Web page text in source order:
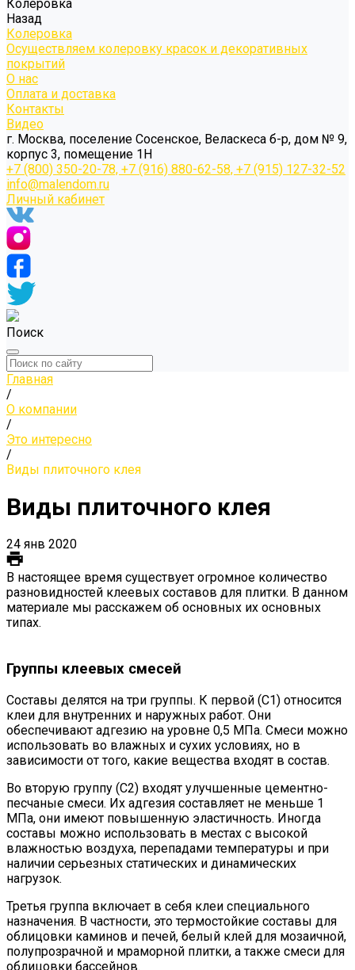
Колеровка
Назад
Колеровка
Осуществляем колеровку красок и декоративных
покрытий
О нас
Оплата и доставка
Контакты
Видео
г. Москва, поселение Сосенское, Веласкеса б-р, дом № 9,
корпус 3, помещение 1Н
+7 (800) 350-20-78, +7 (916) 880-62-58, +7 (915) 127-32-52
info@malendom.ru
Личный кабинет
Поиск
Главная
/
О компании
/
Это интересно
/
Виды плиточного клея
Виды плиточного клея
24 янв 2020
В настоящее время существует огромное количество
разновидностей клеевых составов для плитки. В данном
материале мы расскажем об основных их основных
типах.
Группы клеевых смесей
Составы делятся на три группы. К первой (С1) относится
клеи для внутренних и наружных работ. Они
обеспечивают адгезию на уровне 0,5 МПа. Смеси можно
использовать во влажных и сухих условиях, но в
зависимости от того, какие вещества входят в состав.
Во вторую группу (С2) входят улучшенные цементно-
песчаные смеси. Их адгезия составляет не меньше 1
МПа, они имеют повышенную эластичность. Иногда
составы можно использовать в местах с высокой
влажностью воздуха, перепадами температуры и при
наличии серьезных статических и динамических
нагрузок.
Третья группа включает в себя клеи специального
назначения. В частности, это термостойкие составы для
облицовки каминов и печей, белый клей для мозаичной,
полупрозрачной и мраморной плитки, а также смеси для
облицовки бассейнов.